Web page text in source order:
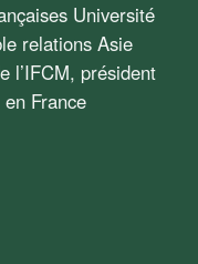
Université
relations Asie
l’IFCM, président
France